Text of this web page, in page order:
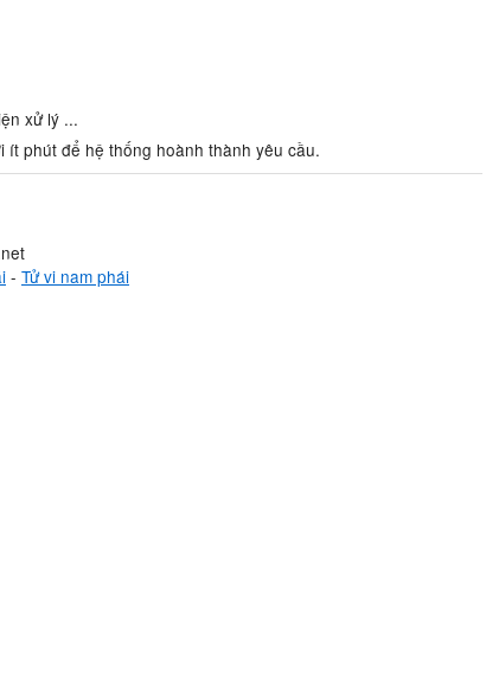
xử lý ...
phút để hệ thống hoành thành yêu cầu.
- Tử vi nam phái